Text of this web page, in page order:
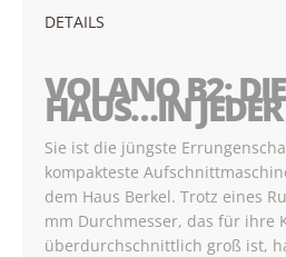
DETAILS
VOLANO B2:
HAUS…IN
Sie ist die jüngste
kompakteste
dem Haus Berkel. Trotz eines
mm Durchmesser, das für ihre
überdurchschnittlich groß ist,